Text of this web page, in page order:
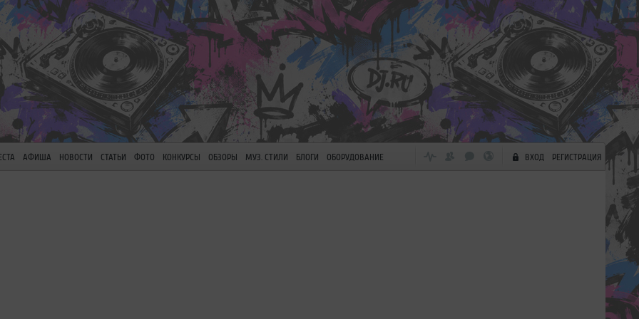
АФИША НОВОСТИ СТАТЬИ ФОТО КОНКУРСЫ ОБЗОРЫ МУЗ. СТИЛИ БЛОГИ ОБОРУДОВАНИЕ ВХОД РЕГИСТРАЦИЯ